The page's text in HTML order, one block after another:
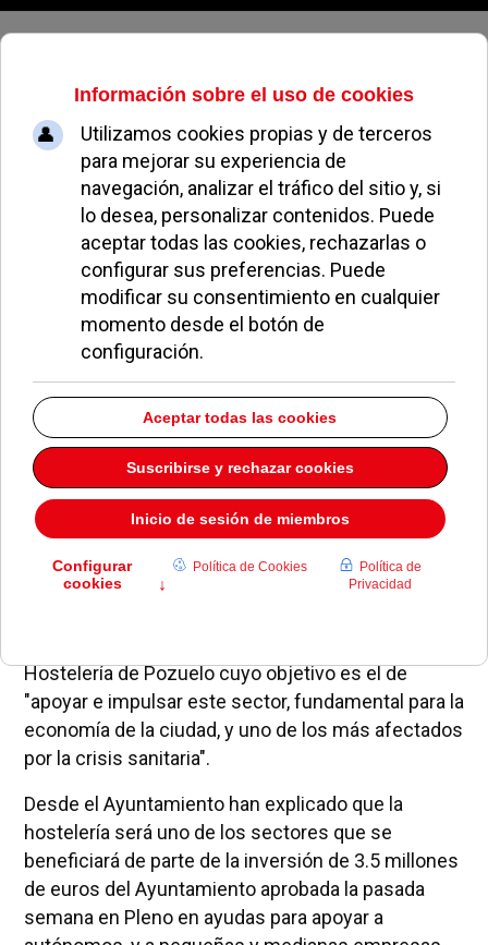
Viernes, 07 de agosto de 2026
Ayudas de hasta 8.000 euros para
el sector hostelero de Pozuelo de
Alarcón
REDACCIÓN ECONOMÍA Y EMPLEO 05 MAYO 2020
Hostelería de Pozuelo cuyo objetivo es el de
"apoyar e impulsar este sector, fundamental para la
economía de la ciudad, y uno de los más afectados
por la crisis sanitaria".
Desde el Ayuntamiento han explicado que la
hostelería será uno de los sectores que se
beneficiará de parte de la inversión de 3.5 millones
de euros del Ayuntamiento aprobada la pasada
semana en Pleno en ayudas para apoyar a